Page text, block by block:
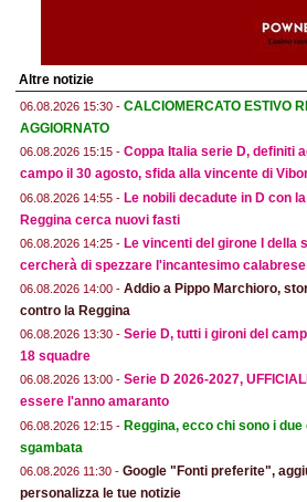
Altre notizie
06.08.2026 15:30 - CALCIOMERCATO ESTIVO
AGGIORNATO
06.08.2026 15:15 - Coppa Italia serie D, definiti
campo il 30 agosto, sfida alla vincente di
06.08.2026 14:55 - Le nobili decadute in D con
Reggina cerca nuovi fasti
06.08.2026 14:25 - Le vincenti del girone I della
cercherà di spezzare l'incantesimo calabrese
06.08.2026 14:00 - Addio a Pippo Marchioro,
contro la Reggina
06.08.2026 13:30 - Serie D, tutti i gironi del
18 squadre
06.08.2026 13:00 - Serie D 2026-2027,
essere l'anno amaranto
06.08.2026 12:15 - Reggina, ecco chi sono i
sgambata
06.08.2026 11:30 - Google "Fonti preferite",
personalizza le tue notizie